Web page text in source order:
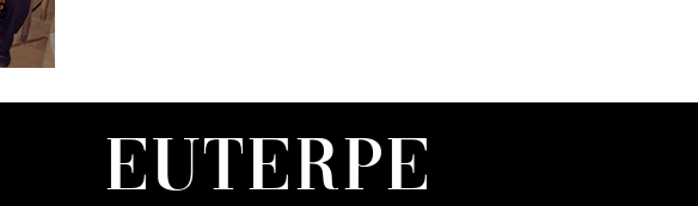
Euterpe